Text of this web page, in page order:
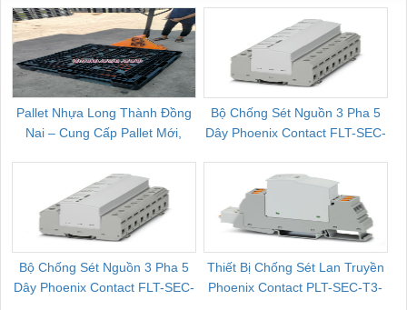
Pallet Nhựa Long Thành Đồng
Nai – Cung Cấp Pallet Mới,
Bộ Chống Sét Nguồn 3 Pha 5
Dây Phoenix Contact FLT-SEC-
Bộ Chống Sét Nguồn 3 Pha 5
Dây Phoenix Contact FLT-SEC-
Thiết Bị Chống Sét Lan Truyền
Phoenix Contact PLT-SEC-T3-